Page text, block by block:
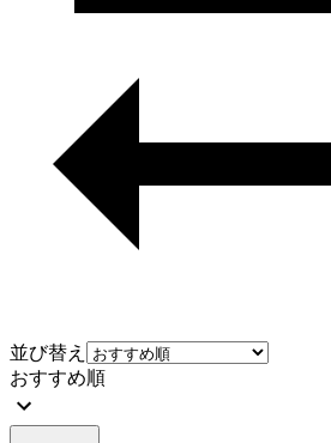
並び替え
おすすめ順